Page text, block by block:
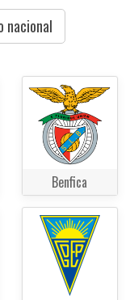
nacional
Benfica